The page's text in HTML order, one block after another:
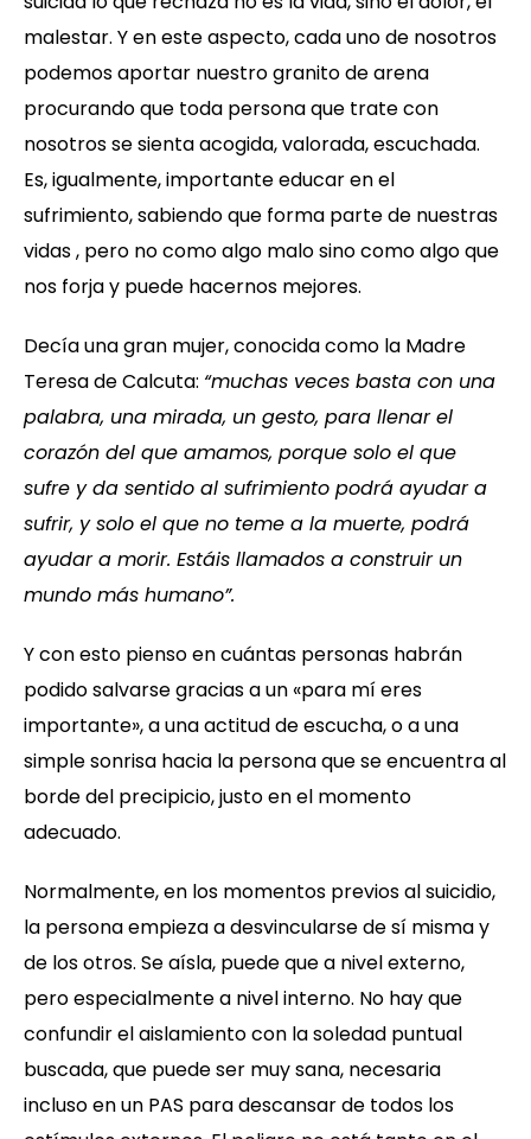
malestar. Y en este aspecto, cada uno de nosotros
podemos aportar nuestro granito de arena
procurando que toda persona que trate con
nosotros se sienta acogida, valorada, escuchada.
Es, igualmente, importante educar en el
sufrimiento, sabiendo que forma parte de nuestras
vidas , pero no como algo malo sino como algo que
nos forja y puede hacernos mejores.
Decía una gran mujer, conocida como la Madre
Teresa de Calcuta: “muchas veces basta con una
palabra, una mirada, un gesto, para llenar el
corazón del que amamos, porque solo el que
sufre y da sentido al sufrimiento podrá ayudar a
sufrir, y solo el que no teme a la muerte, podrá
ayudar a morir. Estáis llamados a construir un
mundo más humano”.
Y con esto pienso en cuántas personas habrán
podido salvarse gracias a un «para mí eres
importante», a una actitud de escucha, o a una
simple sonrisa hacia la persona que se encuentra al
borde del precipicio, justo en el momento
adecuado.
Normalmente, en los momentos previos al suicidio,
la persona empieza a desvincularse de sí misma y
de los otros. Se aísla, puede que a nivel externo,
pero especialmente a nivel interno. No hay que
confundir el aislamiento con la soledad puntual
buscada, que puede ser muy sana, necesaria
incluso en un PAS para descansar de todos los